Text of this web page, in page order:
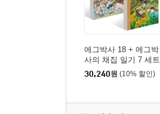
에그박사 18 + 에그박
사의 채집 일기 7 세트
30,240원 (10% 할인)